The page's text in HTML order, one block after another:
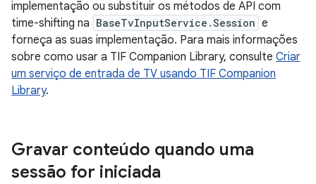
implementação ou substituir os métodos de API com
time-shifting na BaseTvInputService.Session e
forneça as suas implementação. Para mais informações
sobre como usar a TIF Companion Library, consulte Criar
um serviço de entrada de TV usando TIF Companion
Library.
Gravar conteúdo quando uma
sessão for iniciada